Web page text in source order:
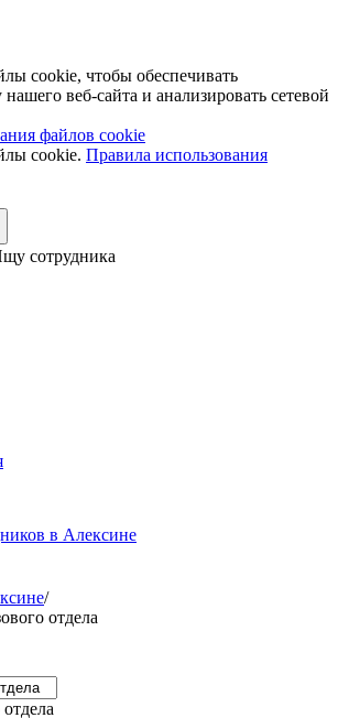
cookie, чтобы обеспечивать
веб-сайта и анализировать сетевой
файлов cookie
cookie. Правила использования
сотрудника
в Алексине
/
отдела